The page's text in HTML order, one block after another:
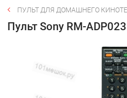
ПУЛЬТ ДЛЯ ДОМАШНЕГО
Пульт Sony RM-